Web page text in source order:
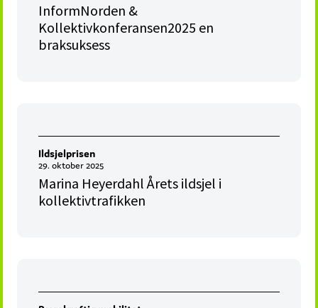
InformNorden &
Kollektivkonferansen2025 en
braksuksess
Ildsjelprisen
29. oktober 2025
Marina Heyerdahl Årets ildsjel i
kollektivtrafikken